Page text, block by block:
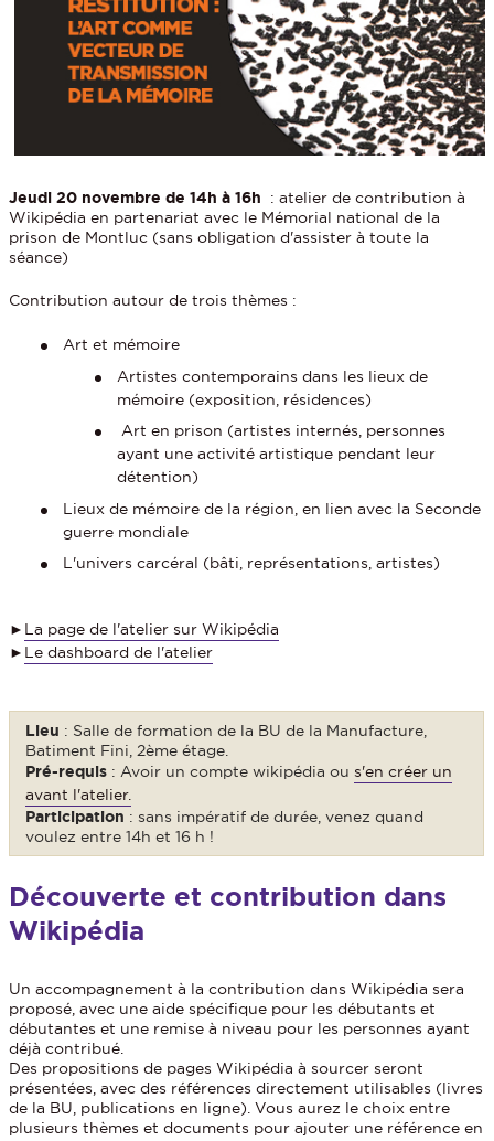
Jeudi 20 novembre de 14h à 16h
: atelier de contribution à
Wikipédia en partenariat avec le Mémorial national de la
prison de Montluc (sans obligation d'assister à toute la
séance)
Contribution autour de trois thèmes :
Art et mémoire
Artistes contemporains dans les lieux de
mémoire (exposition, résidences)
Art en prison (artistes internés, personnes
ayant une activité artistique pendant leur
détention)
Lieux de mémoire de la région, en lien avec la Seconde
guerre mondiale
L'univers carcéral (bâti, représentations, artistes)
► La page de l'atelier sur Wikipédia
► Le dashboard de l'atelier
Lieu : Salle de formation de la BU de la Manufacture,
Batiment Fini, 2ème étage.
Pré-requis: Avoir un compte wikipédia ou s'en créer un
avant l'atelier.
Participation : sans impératif de durée, venez quand
voulez entre 14h et 16 h !
Découverte et contribution dans
Wikipédia
Un accompagnement à la contribution dans Wikipédia sera
proposé, avec une aide spécifique pour les débutants et
débutantes et une remise à niveau pour les personnes ayant
déjà contribué.
Des propositions de pages Wikipédia à sourcer seront
présentées, avec des références directement utilisables (livres
de la BU, publications en ligne). Vous aurez le choix entre
plusieurs thèmes et documents pour ajouter une référence en